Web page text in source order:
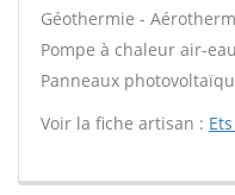
Géothermie -
Pompe à chaleur air-
Panneaux
Voir la fiche artisan :